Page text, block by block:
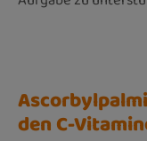
den C-